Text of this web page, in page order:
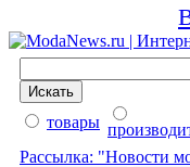
товары
Рассылка: "Новости